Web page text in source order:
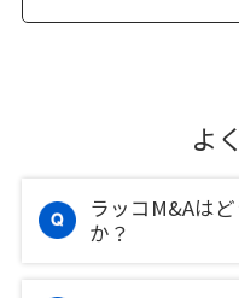
よ
ラッコM&Aは
か？